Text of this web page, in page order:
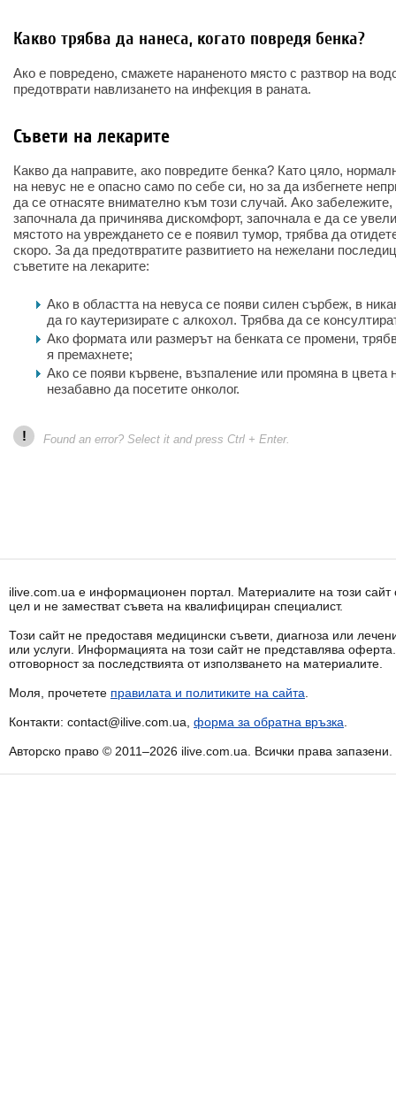
Какво трябва да нанеса, когато повредя бенка?
Ако е повредено, смажете нараненото място с разтвор на
предотврати навлизането на инфекция в раната.
Съвети на лекарите
Какво да направите, ако повредите бенка? Като цяло,
на невус не е опасно само по себе си, но за да избегнете
да се отнасяте внимателно към този случай. Ако
започнала да причинява дискомфорт, започнала е да се
мястото на увреждането се е появил тумор, трябва да
скоро. За да предотвратите развитието на нежелани
съветите на лекарите:
Ако в областта на невуса се появи силен сърбеж, в
да го каутеризирате с алкохол. Трябва да се
Ако формата или размерът на бенката се промени,
я премахнете;
Ако се появи кървене, възпаление или промяна в цвета
незабавно да посетите онколог.
! Found an error? Select it and press Ctrl + Enter.
ilive.com.ua е информационен портал. Материалите на този
цел и не заместват съвета на квалифициран специалист.
Този сайт не предоставя медицински съвети, диагноза или
или услуги. Информацията на този сайт не представлява
отговорност за последствията от използването на материалите.
Моля, прочетете правилата и политиките на сайта
Контакти: contact@ilive.com.ua, форма за обратна връзка
Авторско право © 2011–2026 ilive.com.ua. Всички права запазени.